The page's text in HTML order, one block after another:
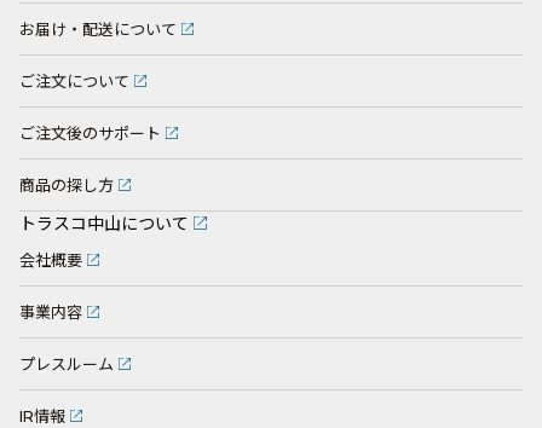
お届け・配送について
ご注文について
ご注文後のサポート
商品の探し方
トラスコ中山について
会社概要
事業内容
プレスルーム
IR情報